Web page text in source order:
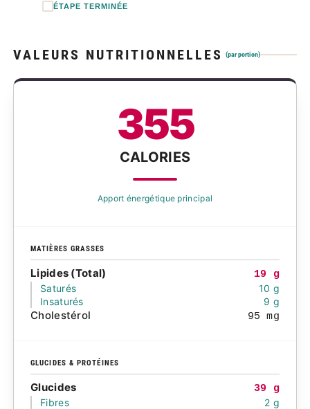
ÉTAPE TERMINÉE
VALEURS NUTRITIONNELLES (par portion)
355
CALORIES
Apport énergétique principal
MATIÈRES GRASSES
Lipides (Total)
19 g
Saturés
10 g
Insaturés
9 g
Cholestérol 95 mg
GLUCIDES & PROTÉINES
Glucides
39 g
Fibres
2 g